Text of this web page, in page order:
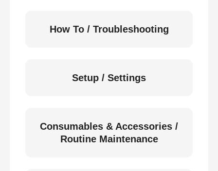
How To / Troubleshooting
Setup / Settings
Consumables & Accessories /
Routine Maintenance